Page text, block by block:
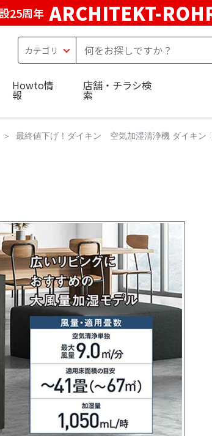
25周年 ARCHITEKT-
Howto情
報
店舗・チラシ検
索
最終値下げ！ダイキン 空気加湿清浄機 ダイキン